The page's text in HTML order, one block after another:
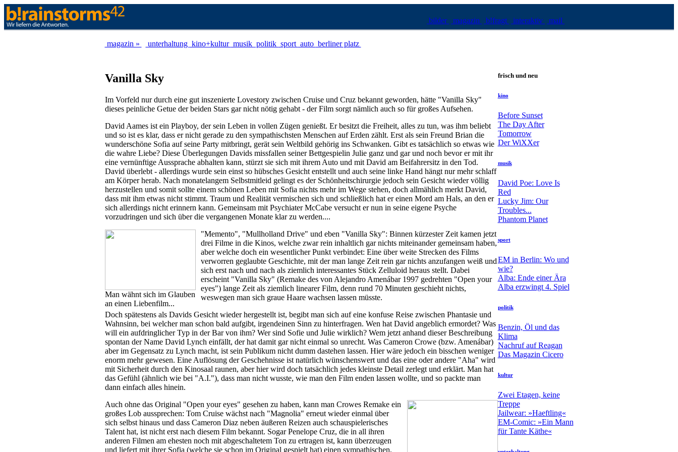
bilder magazin b!fragt interaktiv mail
magazin » unterhaltung kino+kultur musik politik sport auto berliner platz
Vanilla Sky
Im Vorfeld nur durch eine gut inszenierte Lovestory zwischen Cruise und Cruz bekannt geworden, hätte "Vanilla Sky"
dieses peinliche Getue der beiden Stars gar nicht nötig gehabt - der Film sorgt nämlich auch so für großes Aufsehen.
David Aames ist ein Playboy, der sein Leben in vollen Zügen genießt. Er besitzt die Freiheit, alles zu tun, was ihm beliebt
und so ist es klar, dass er nicht gerade zu den sympathischsten Menschen auf Erden zählt. Erst als sein Freund Brian die
wunderschöne Sofia auf seine Party mitbringt, gerät sein Weltbild gehörig ins Schwanken. Gibt es tatsächlich so etwas wie
die wahre Liebe? Diese Überlegungen Davids missfallen seiner Bettgespielin Julie ganz und gar und noch bevor er mit ihr
eine vernünftige Aussprache abhalten kann, stürzt sie sich mit ihrem Auto und mit David am Beifahrersitz in den Tod.
David überlebt - allerdings wurde sein einst so hübsches Gesicht entstellt und auch seine linke Hand hängt nur mehr schlaff
am Körper herab. Nach monatelangem Selbstmitleid gelingt es der Schönheitschirurgie jedoch sein Gesicht wieder völlig
herzustellen und somit sollte einem schönen Leben mit Sofia nichts mehr im Wege stehen, doch allmählich merkt David,
dass mit ihm etwas nicht stimmt. Traum und Realität vermischen sich und schließlich hat er einen Mord am Hals, an den er
sich allerdings nicht erinnern kann. Gemeinsam mit Psychiater McCabe versucht er nun in seine eigene Psyche
vorzudringen und sich über die vergangenen Monate klar zu werden....
Man wähnt sich im Glauben
an einen Liebenfilm...
"Memento", "Mullholland Drive" und eben "Vanilla Sky": Binnen kürzester Zeit kamen jetzt
drei Filme in die Kinos, welche zwar rein inhaltlich gar nichts miteinander gemeinsam haben,
aber welche doch ein wesentlicher Punkt verbindet: Eine über weite Strecken des Films
verworren geglaubte Geschichte, mit der man lange Zeit rein gar nichts anzufangen weiß und
sich erst nach und nach als ziemlich interessantes Stück Zelluloid heraus stellt. Dabei
erscheint "Vanilla Sky" (Remake des von Alejandro Amenábar 1997 gedrehten "Open your
eyes") lange Zeit als ziemlich linearer Film, denn rund 70 Minuten geschieht nichts,
weswegen man sich graue Haare wachsen lassen müsste.
Doch spätestens als Davids Gesicht wieder hergestellt ist, begibt man sich auf eine konfuse Reise zwischen Phantasie und
Wahnsinn, bei welcher man schon bald aufgibt, irgendeinen Sinn zu hinterfragen. Wen hat David angeblich ermordet? Was
will ein aufdringlicher Typ in der Bar von ihm? Wer sind Sofie und Julie wirklich? Wem jetzt anhand dieser Beschreibung
spontan der Name David Lynch einfällt, der hat damit gar nicht einmal so unrecht. Was Cameron Crowe (bzw. Amenábar)
aber im Gegensatz zu Lynch macht, ist sein Publikum nicht dumm dastehen lassen. Hier wäre jedoch ein bisschen weniger
enorm mehr gewesen. Eine Auflösung der Geschehnisse ist natürlich wünschenswert und das eine oder andere "Aha" wird
mit Sicherheit durch den Kinosaal raunen, aber hier wird doch tatsächlich jedes kleinste Detail zerlegt und erklärt. Man hat
das Gefühl (ähnlich wie bei "A.I."), dass man nicht wusste, wie man den Film enden lassen wollte, und so packte man
dann einfach alles hinein.
Auch ohne das Original "Open your eyes" gesehen zu haben, kann man Crowes Remake ein
großes Lob aussprechen: Tom Cruise wächst nach "Magnolia" erneut wieder einmal über
sich selbst hinaus und dass Cameron Diaz neben äußeren Reizen auch schauspielerisches
Talent hat, ist nicht erst nach diesem Film bekannt. Sogar Penelope Cruz, die in all ihren
anderen Filmen am ehesten noch mit abgeschaltetem Ton zu ertragen ist, kann überzeugen
und liefert mit ihrer Sofia (welche sie schon im Original gespielt hat) einen sympathischen,
frisch und neu
kino
Before Sunset
The Day After
Tomorrow
Der WiXXer
musik
David Poe: Love Is
Red
Lucky Jim: Our
Troubles...
Phantom Planet
sport
EM in Berlin: Wo und
wie?
Alba: Ende einer Ära
Alba erzwingt 4. Spiel
politik
Benzin, Öl und das
Klima
Nachruf auf Reagan
Das Magazin Cicero
kultur
Zwei Etagen, keine
Treppe
Jailwear: »Haeftling«
EM-Comic: »Ein Mann
für Tante Käthe«